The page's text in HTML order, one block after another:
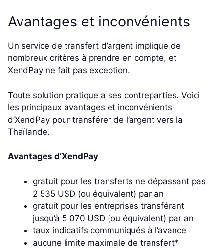
Avantages et inconvénients
Un service de transfert d’argent implique de
nombreux critères à prendre en compte, et
XendPay ne fait pas exception.
Toute solution pratique a ses contreparties. Voici
les principaux avantages et inconvénients
d’XendPay pour transférer de l’argent vers la
Thaïlande.
Avantages d’XendPay
gratuit pour les transferts ne dépassant pas
2 535 USD (ou équivalent) par an
gratuit pour les entreprises transférant
jusqu’à 5 070 USD (ou équivalent) par an
taux indicatifs communiqués à l’avance
aucune limite maximale de transfert*